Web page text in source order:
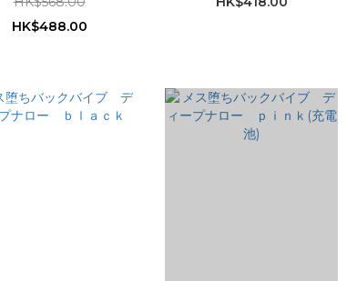
HK$488.00